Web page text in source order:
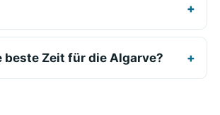
beste Zeit für die Algarve?